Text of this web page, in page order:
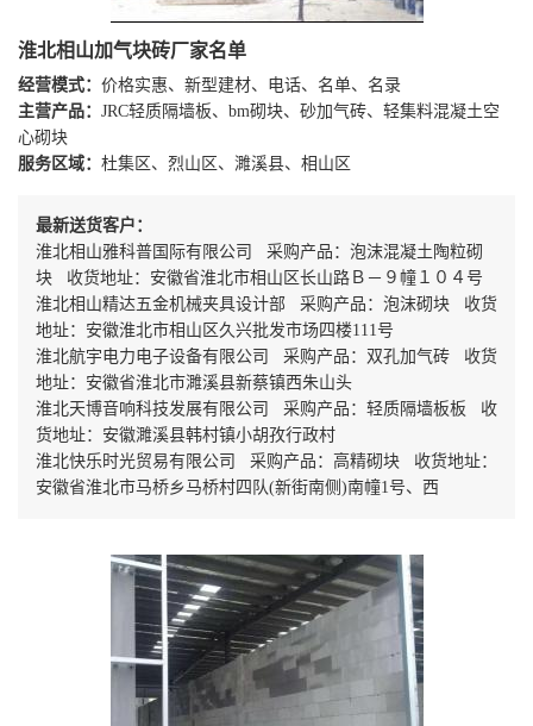
淮北相山加气块砖厂家名单
经营模式： 价格实惠、新型建材、电话、名单、名录
主营产品： JRC轻质隔墙板、bm砌块、砂加气砖、轻集料混凝土空
心砌块
服务区域： 杜集区、烈山区、濉溪县、相山区
最新送货客户：
淮北相山雅科普国际有限公司 采购产品：泡沫混凝土陶粒砌
块 收货地址：安徽省淮北市相山区长山路Ｂ－９幢１０４号
淮北相山精达五金机械夹具设计部 采购产品：泡沫砌块 收货
地址：安徽淮北市相山区久兴批发市场四楼111号
淮北航宇电力电子设备有限公司 采购产品：双孔加气砖 收货
地址：安徽省淮北市濉溪县新蔡镇西朱山头
淮北天博音响科技发展有限公司 采购产品：轻质隔墙板板 收
货地址：安徽濉溪县韩村镇小胡孜行政村
淮北快乐时光贸易有限公司 采购产品：高精砌块 收货地址：
安徽省淮北市马桥乡马桥村四队(新街南侧)南幢1号、西